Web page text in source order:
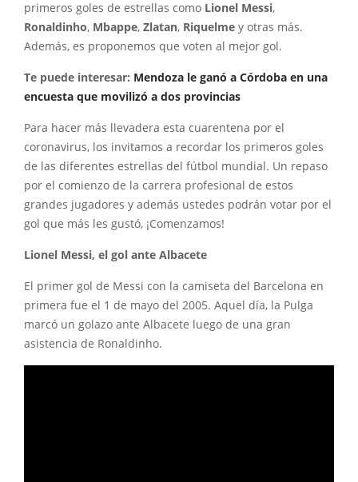
primeros goles de estrellas como Lionel Messi,
Ronaldinho, Mbappe, Zlatan, Riquelme y otras más.
Además, es proponemos que voten al mejor gol.
Te puede interesar: Mendoza le ganó a Córdoba en una
encuesta que movilizó a dos provincias
Para hacer más llevadera esta cuarentena por el
coronavirus, los invitamos a recordar los primeros goles
de las diferentes estrellas del fútbol mundial. Un repaso
por el comienzo de la carrera profesional de estos
grandes jugadores y además ustedes podrán votar por el
gol que más les gustó, ¡Comenzamos!
Lionel Messi, el gol ante Albacete
El primer gol de Messi con la camiseta del Barcelona en
primera fue el 1 de mayo del 2005. Aquel día, la Pulga
marcó un golazo ante Albacete luego de una gran
asistencia de Ronaldinho.